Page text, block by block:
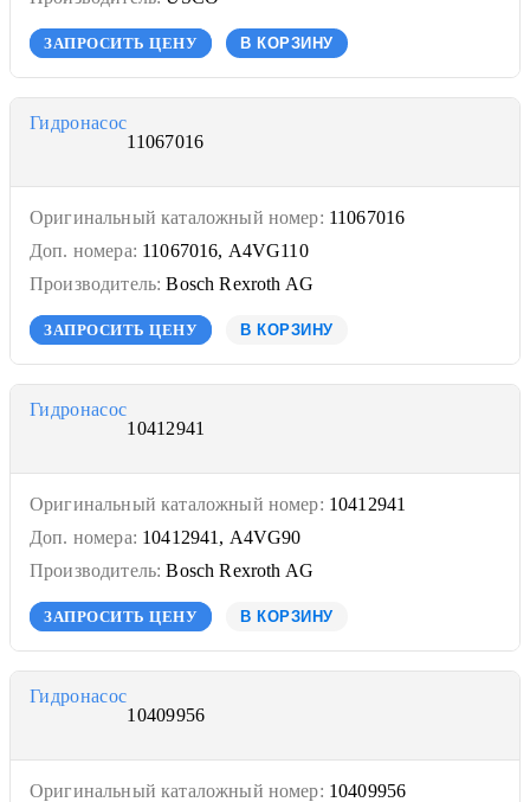
ЗАПРОСИТЬ ЦЕНУ В КОРЗИНУ
Гидронасос
11067016
Оригинальный каталожный номер: 11067016
Доп. номера: 11067016, A4VG110
Производитель: Bosch Rexroth AG
ЗАПРОСИТЬ ЦЕНУ В КОРЗИНУ
Гидронасос
10412941
Оригинальный каталожный номер: 10412941
Доп. номера: 10412941, A4VG90
Производитель: Bosch Rexroth AG
ЗАПРОСИТЬ ЦЕНУ В КОРЗИНУ
Гидронасос
10409956
Оригинальный каталожный номер: 10409956